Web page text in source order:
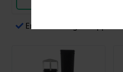
Enkel betaling via Apple Pay